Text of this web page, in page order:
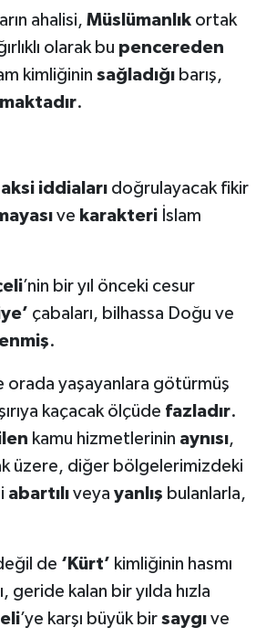
ahalisi, Müslümanlıkortak
olarak bu pencereden
kimliğinin sağladığıbarış,
.
aksi iddialarıdoğrulayacak fikir
ve karakteriİslam
’nin bir yıl önceki cesur
çabaları, bilhassa Doğu ve
.
orada yaşayanlara götürmüş
kaçacak ölçüde fazladır.
kamu hizmetlerinin aynısı,
üzere, diğer bölgelerimizdeki
abartılıveya yanlış bulanlarla,
de ‘Kürt’ kimliğinin hasmı
geride kalan bir yılda hızla
’ye karşı büyük bir saygıve